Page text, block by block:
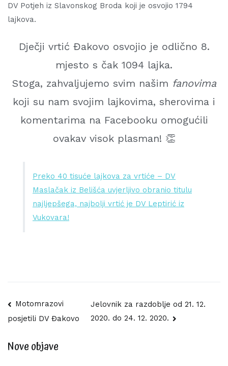
DV Potjeh iz Slavonskog Broda koji je osvojio 1794
lajkova.
Dječji vrtić Đakovo osvojio je odlično 8.
mjesto s čak 1094 lajka.
Stoga, zahvaljujemo svim našim fanovima
koji su nam svojim lajkovima, sherovima i
komentarima na Facebooku omogućili
ovakav visok plasman! 👏
Preko 40 tisuće lajkova za vrtiće – DV
Maslačak iz Belišća uvjerljivo obranio titulu
najljepšega, najbolji vrtić je DV Leptirić iz
Vukovara!
Navigacija
objava
Motomrazovi
posjetili DV Đakovo
Jelovnik za razdoblje od 21. 12.
2020. do 24. 12. 2020.
Nove objave